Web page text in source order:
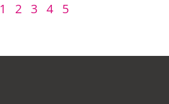
1 2 3 4 5